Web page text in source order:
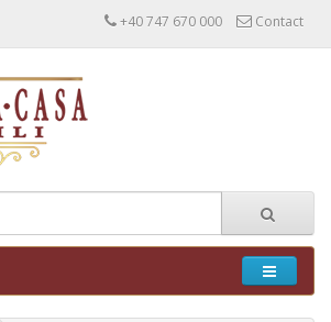
+40 747 670 000 Contact